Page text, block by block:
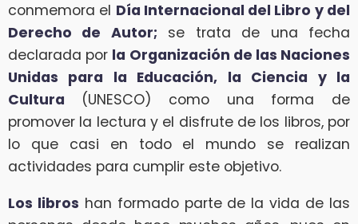
conmemora el Día Internacional del Libro y del
Derecho de Autor; se trata de una fecha
declarada por la Organización de las Naciones
Unidas para la Educación, la Ciencia y la
Cultura (UNESCO) como una forma de
promover la lectura y el disfrute de los libros, por
lo que casi en todo el mundo se realizan
actividades para cumplir este objetivo.
Los libros han formado parte de la vida de las